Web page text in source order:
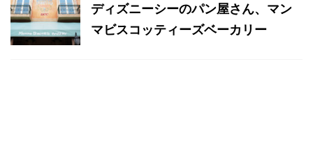
ディズニーシーのパン屋さん、マン
マビスコッティーズベーカリー